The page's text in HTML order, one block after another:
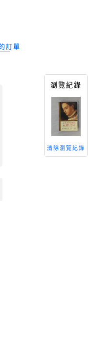
訂單
瀏覽紀錄
清除瀏覽紀錄